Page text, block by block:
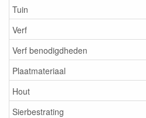
Tuin
Verf
Verf benodigdheden
Plaatmateriaal
Hout
Sierbestrating